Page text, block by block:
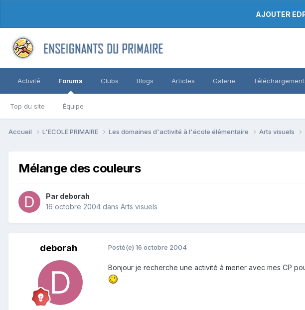
AJOUTER
Activité Forums
Top du site Équipe
Clubs Blogs Articles Galerie
Accueil L'ECOLE PRIMAIRE Les domaines d'activité à l'école élémentaire Arts visuels
Mélange des couleurs
Par deborah
16 octobre 2004 dans Arts visuels
deborah Posté(e) 16 octobre 2004
Bonjour je recherche une activité à mener avec mes CP